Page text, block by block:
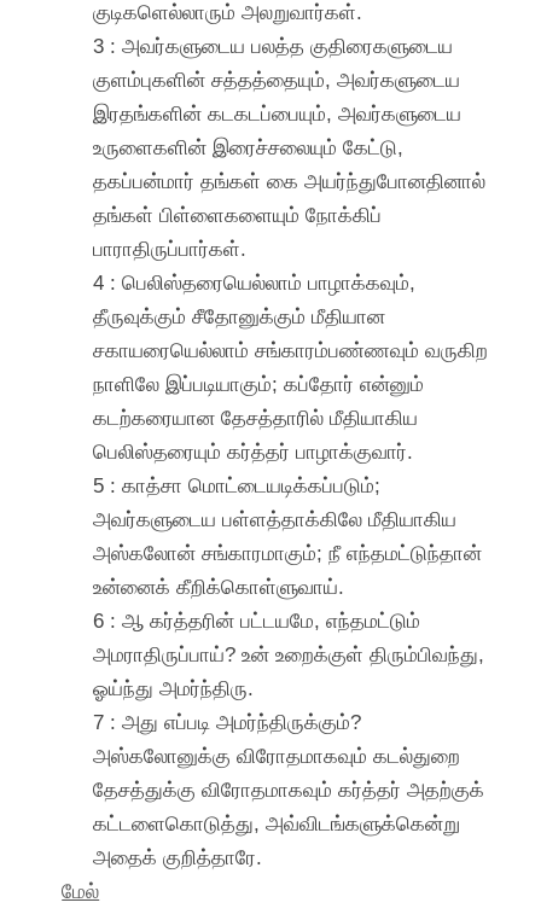
குடிகளெல்லாரும் அலறுவார்கள்.
3 : அவர்களுடைய பலத்த குதிரைகளுடைய
குளம்புகளின் சத்தத்தையும், அவர்களுடைய
இரதங்களின் கடகடப்பையும், அவர்களுடைய
உருளைகளின் இரைச்சலையும் கேட்டு,
தகப்பன்மார் தங்கள் கை அயர்ந்துபோனதினால்
தங்கள் பிள்ளைகளையும் நோக்கிப்
பாராதிருப்பார்கள்.
4 : பெலிஸ்தரையெல்லாம் பாழாக்கவும்,
தீருவுக்கும் சீதோனுக்கும் மீதியான
சகாயரையெல்லாம் சங்காரம்பண்ணவும் வருகிற
நாளிலே இப்படியாகும்; கப்தோர் என்னும்
கடற்கரையான தேசத்தாரில் மீதியாகிய
பெலிஸ்தரையும் கர்த்தர் பாழாக்குவார்.
5 : காத்சா மொட்டையடிக்கப்படும்;
அவர்களுடைய பள்ளத்தாக்கிலே மீதியாகிய
அஸ்கலோன் சங்காரமாகும்; நீ எந்தமட்டுந்தான்
உன்னைக் கீறிக்கொள்ளுவாய்.
6 : ஆ கர்த்தரின் பட்டயமே, எந்தமட்டும்
அமராதிருப்பாய்? உன் உறைக்குள் திரும்பிவந்து,
ஓய்ந்து அமர்ந்திரு.
7 : அது எப்படி அமர்ந்திருக்கும்?
அஸ்கலோனுக்கு விரோதமாகவும் கடல்துறை
தேசத்துக்கு விரோதமாகவும் கர்த்தர் அதற்குக்
கட்டளைகொடுத்து, அவ்விடங்களுக்கென்று
அதைக் குறித்தாரே.
மேல்